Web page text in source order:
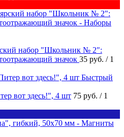
набор "Школьник № 2":
значок 35 руб. / 1
Быстрый
вот здесь!", 4 шт 75 руб. / 1